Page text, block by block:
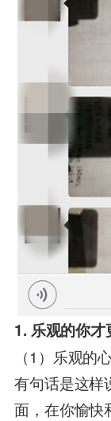
1. 乐观的你
（1）乐观的
有句话是这样
面，在你愉快